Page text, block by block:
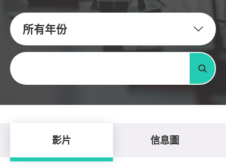
所有年份
關鍵字
搜尋
影片 信息圖